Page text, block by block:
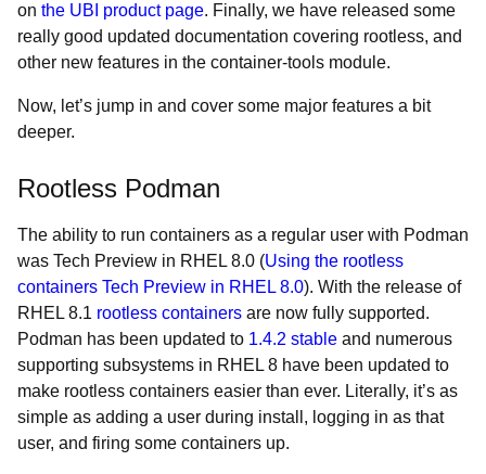
on the UBI product page. Finally, we have released some
really good updated documentation covering rootless, and
other new features in the container-tools module.
Now, let’s jump in and cover some major features a bit
deeper.
Rootless Podman
The ability to run containers as a regular user with Podman
was Tech Preview in RHEL 8.0 (Using the rootless
containers Tech Preview in RHEL 8.0). With the release of
RHEL 8.1 rootless containers are now fully supported.
Podman has been updated to 1.4.2 stable and numerous
supporting subsystems in RHEL 8 have been updated to
make rootless containers easier than ever. Literally, it’s as
simple as adding a user during install, logging in as that
user, and firing some containers up.